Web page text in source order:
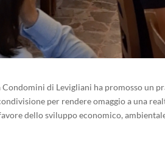
di Levigliani ha promosso un
per rendere omaggio a una
dello sviluppo economico,